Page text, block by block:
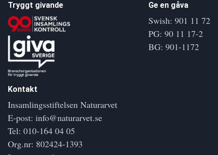
Tryggt givande Ge en gåva
Swish: 901 11 72
PG: 90 11 17-2
BG: 901-1172
Kontakt
Insamlingsstiftelsen Naturarvet
E-post: info@naturarvet.se
Tel: 010-164 04 05
Org.nr: 802424-1393